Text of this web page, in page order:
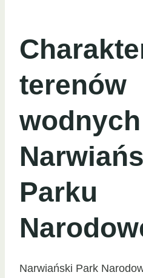
terenów
wodnych
Parku
Narwiański Park